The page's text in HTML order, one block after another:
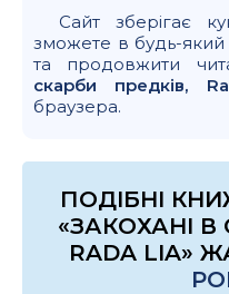
Сайт зберігає
зможете в будь-
та продовжити
скарби предків,
браузера.
ПОДІБНІ
«ЗАКОХАНІ В
RADA LIA»